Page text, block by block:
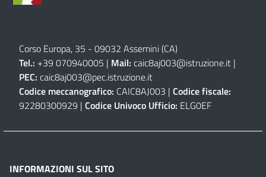
Corso Europa, 35 - 09032 Assemini (CA)
Tel.: +39 070940005 | Mail: caic8aj003@istruzione.it |
PEC: caic8aj003@pec.istruzione.it
Codice meccanografico: CAIC8AJ003 | Codice fiscale:
92280300929 | Codice Univoco Ufficio: ELG0EF
INFORMAZIONI SUL SITO